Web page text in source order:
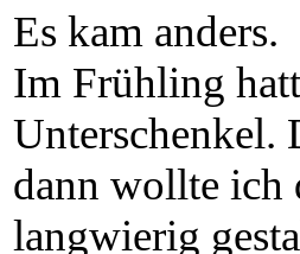
Es kam anders.
Im Frühling
Unterschenkel.
dann wollte ich
langwierig